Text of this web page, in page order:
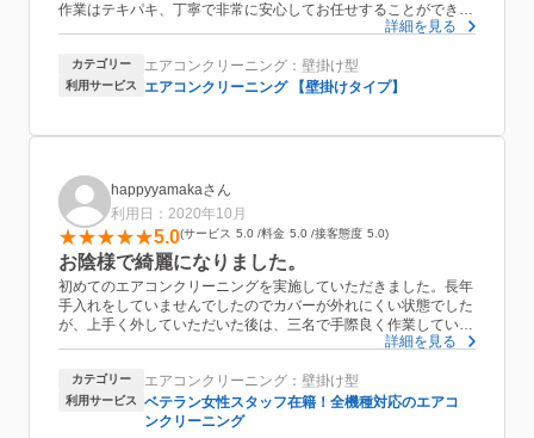
作業はテキパキ、丁寧で非常に安心してお任せすることができま
ウォッシュハウスさんなら女性の一人暮らしでも安心してお任せ
できると思いますよ。
詳細を見る
カテゴリー エアコンクリーニング：壁掛け型
利用サービス エアコンクリーニング 【壁掛けタイプ】
happyyamakaさん
利用日：2020年10月
5.0 サービス 5.0 料金 5.0 接客態度 5.0
お陰様で綺麗になりました。
初めてのエアコンクリーニングを実施していただきました。長年
手入れをしていませんでしたのでカバーが外れにくい状態でした
が、上手く外していただいた後は、三名で手際良く作業していた
だきました。真っ黒な水が室内機から出て驚きましたが、大変綺
詳細を見る
カテゴリー エアコンクリーニング：壁掛け型
利用サービス
ベテラン女性スタッフ在籍！全機種対応のエアコ
ンクリーニング